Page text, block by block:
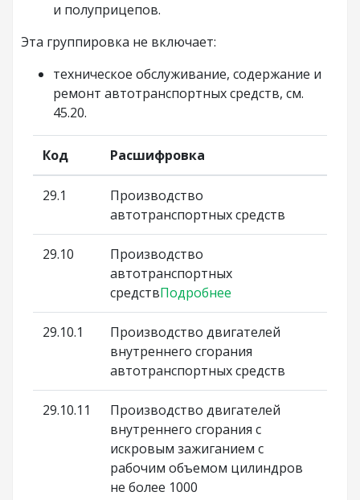
и полуприцепов.
Эта группировка не включает:
техническое обслуживание, содержание и
ремонт автотранспортных средств, см.
45.20.
Код Расшифровка
29.1
Производство
автотранспортных средств
29.10
Производство
автотранспортных
средствПодробнее
29.10.1
Производство двигателей
внутреннего сгорания
автотранспортных средств
29.10.11
Производство двигателей
внутреннего сгорания с
искровым зажиганием с
рабочим объемом цилиндров
не более 1000